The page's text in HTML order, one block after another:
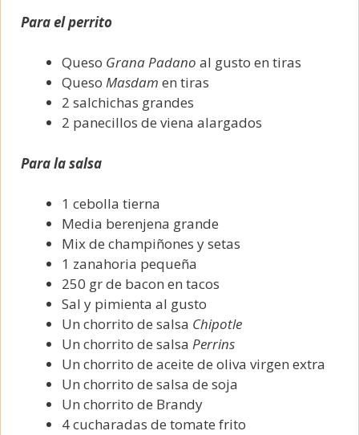
Para el perrito
Queso Grana Padano al gusto en tiras
Queso Masdam en tiras
2 salchichas grandes
2 panecillos de viena alargados
Para la salsa
1 cebolla tierna
Media berenjena grande
Mix de champiñones y setas
1 zanahoria pequeña
250 gr de bacon en tacos
Sal y pimienta al gusto
Un chorrito de salsa Chipotle
Un chorrito de salsa Perrins
Un chorrito de aceite de oliva virgen extra
Un chorrito de salsa de soja
Un chorrito de Brandy
4 cucharadas de tomate frito